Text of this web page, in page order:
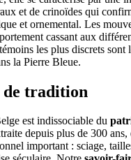
et de crinoïdes qui
et ornemental. Les
cassant aux
les plus discrets sont
la Pierre Bleue.
tradition
est indissociable du
depuis plus de 300
important : sciage,